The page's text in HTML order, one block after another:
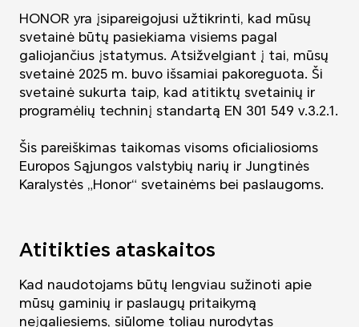
HONOR yra įsipareigojusi užtikrinti, kad mūsų
svetainė būtų pasiekiama visiems pagal
galiojančius įstatymus. Atsižvelgiant į tai, mūsų
svetainė 2025 m. buvo išsamiai pakoreguota. Ši
svetainė sukurta taip, kad atitiktų svetainių ir
programėlių techninį standartą EN 301 549 v.3.2.1.
Šis pareiškimas taikomas visoms oficialiosioms
Europos Sąjungos valstybių narių ir Jungtinės
Karalystės „Honor“ svetainėms bei paslaugoms.
Atitikties ataskaitos
Kad naudotojams būtų lengviau sužinoti apie
mūsų gaminių ir paslaugų pritaikymą
neįgaliesiems, siūlome toliau nurodytas